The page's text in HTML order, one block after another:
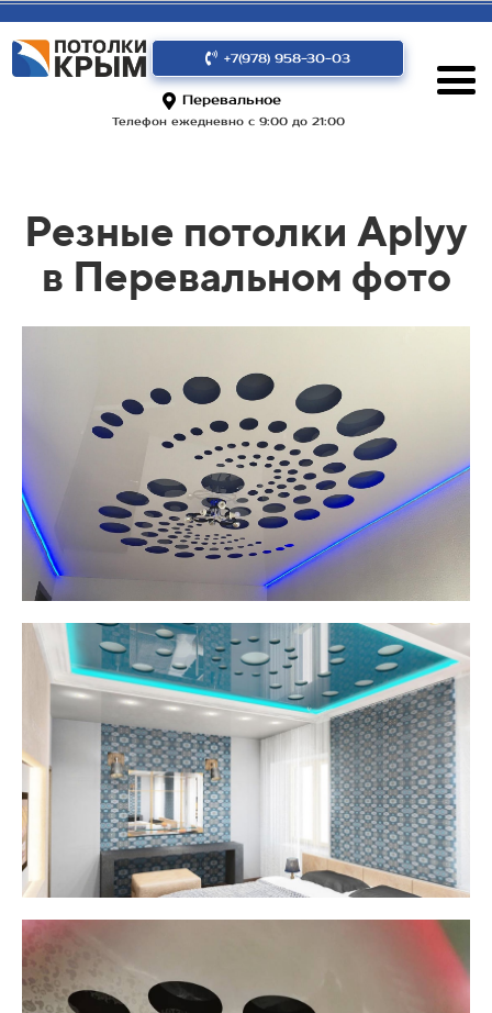
+7(978) 958-30-03
Перевальное
Телефон ежедневно с 9:00 до 21:00
Резные потолки Aplyy
в Перевальном фото